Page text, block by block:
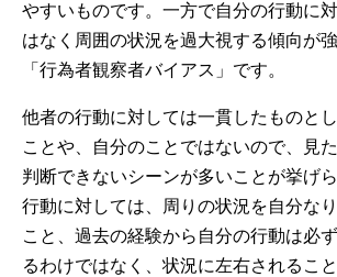
やすいものです。一方で自分の行動に
はなく周囲の状況を過大視する傾向が
「行為者観察者バイアス」です。
他者の行動に対しては一貫したものと
ことや、自分のことではないので、見
判断できないシーンが多いことが挙げ
行動に対しては、周りの状況を自分な
こと、過去の経験から自分の行動は必
るわけではなく、状況に左右されるこ